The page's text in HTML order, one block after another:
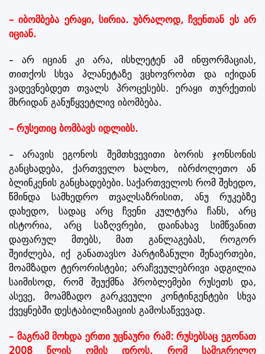
– იბომბება ერაყი, სირია. უბრალოდ, ჩვენთან ეს არ
იციან.
– არ იციან კი არა, ისხლეტენ ამ ინფორმაციას,
თითქოს სხვა პლანეტაზე ვცხოვრობთ და იქიდან
ვადევნებდეთ თვალს პროცესებს. ერაყი თურქეთის
მხრიდან განუწყვეტლივ იბომბება.
– რუსეთიც ბომბავს იდლიბს.
– არავის ეგონოს შემთხვევითი ბორის ჯონსონის
განცხადება, ქართველო ხალხო, იბრძოლეთო ან
ბლინკენის განცხადებები. საქართველოს რომ შეხედო,
წმინდა სამხედრო თვალსაზრისით, ანუ რუკებზე
დახედო, სადაც არც ჩვენი კულტურა ჩანს, არც
ისტორია, არც საზღვრები, დაინახავ სიმწვანით
დაფარულ მთებს, მათ განლაგებას, როგორ
შეიძლება, იქ განათავსო პარტიზანული შენაერთები,
მოამზადო ტერორისტები; არაჩვეულებრივი ადგილია
საიმისოდ, რომ შეუქმნა პრობლემები რუსეთს და,
ასევე, მოამზადო გარკვეული კონტინგენტები სხვა
ქვეყნებში დესტაბილიზაციის გამოსაწვევად.
– მაგრამ მოხდა ერთი უცნაური რამ: რუსებსაც ეგონათ
2008 წლის ომის დროს, რომ სამეგრელო